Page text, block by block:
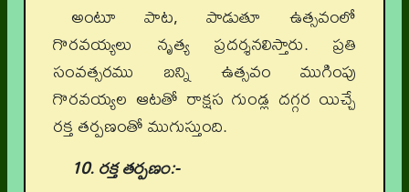
అంటూ పాట, పాడుతూ ఉత్సవంలో
గొరవయ్యలు నృత్య ప్రదర్శనలిస్తారు. ప్రతి
సంవత్సరము బన్ని ఉత్సవం ముగింపు
గొరవయ్యల ఆటతో రాక్షస గుండ్ల దగ్గర యిచ్చే
రక్త తర్పణంతో ముగుస్తుంది.
10. రక్త తర్పణం:-